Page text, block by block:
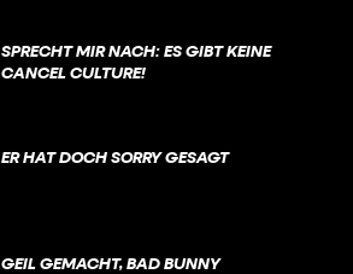
SPRECHT MIR NACH: ES GIBT KEINE
CANCEL CULTURE!
ER HAT DOCH SORRY GESAGT
GEIL GEMACHT, BAD BUNNY